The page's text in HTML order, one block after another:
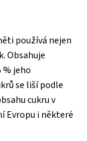
používá nejen
Obsahuje
jeho
se liší podle
cukru v
Evropu i některé